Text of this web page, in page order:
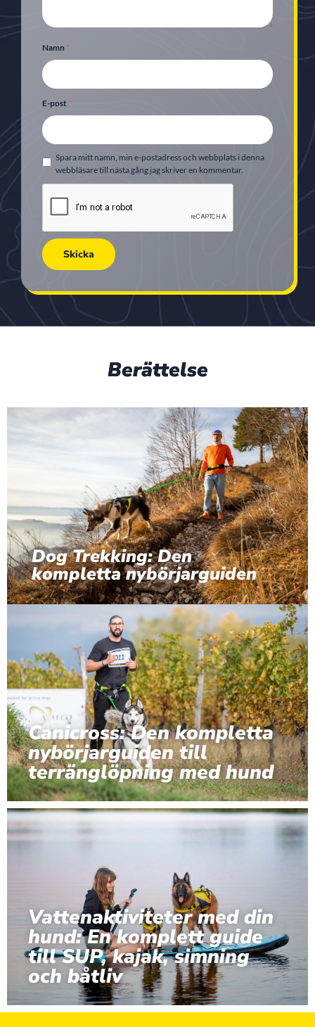
Namn *
E-post*
Spara mitt namn, min e-postadress och webbplats i denna
webbläsare till nästa gång jag skriver en kommentar.
Berättelse
Dog Trekking: Den
kompletta nybörjarguiden
Canicross: Den kompletta
nybörjarguiden till
terränglöpning med hund
Vattenaktiviteter med din
hund: En komplett guide
till SUP, kajak, simning
och båtliv